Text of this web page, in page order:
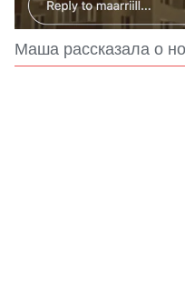
Маша рассказала о